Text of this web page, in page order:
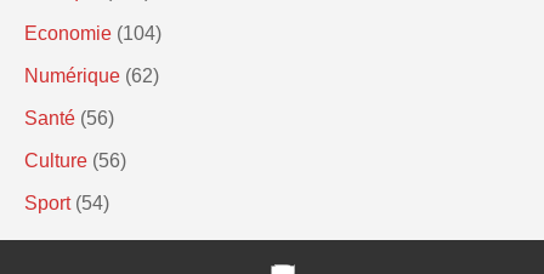
Economie (104)
Numérique (62)
Santé (56)
Culture (56)
Sport (54)